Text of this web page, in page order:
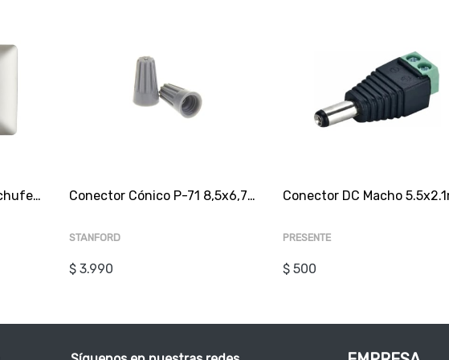
Interruptor Simple + Enchufe Champagne SEC Conector Cónico P-71 8,5x6,7x15mm x100 Gris
STANFORD
$ 3.990
PRESENTE
$ 500